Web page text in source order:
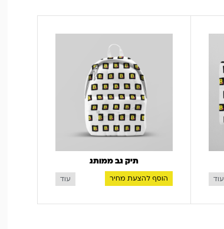
עוד
תיק גב ממותג
הוסף להצעת מחיר עוד